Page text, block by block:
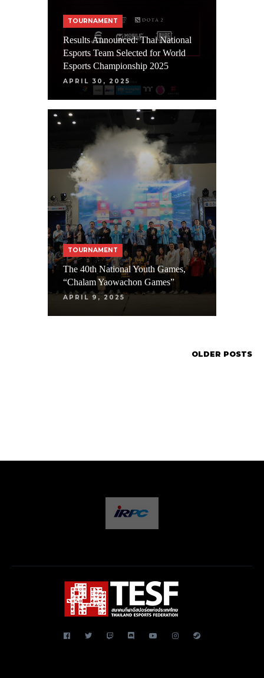
TOURNAMENT
Results Announced: Thai National
Esports Team Selected for World
Esports Championship 2025
APRIL 30, 2025
TOURNAMENT
The 40th National Youth Games,
“Chalam Yaowachon Games”
APRIL 9, 2025
OLDER POSTS